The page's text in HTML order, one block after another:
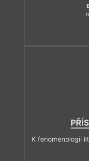
K fenomenologii